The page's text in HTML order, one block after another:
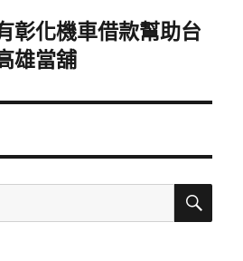
彰化機車借款幫助台
雄當舖
搜